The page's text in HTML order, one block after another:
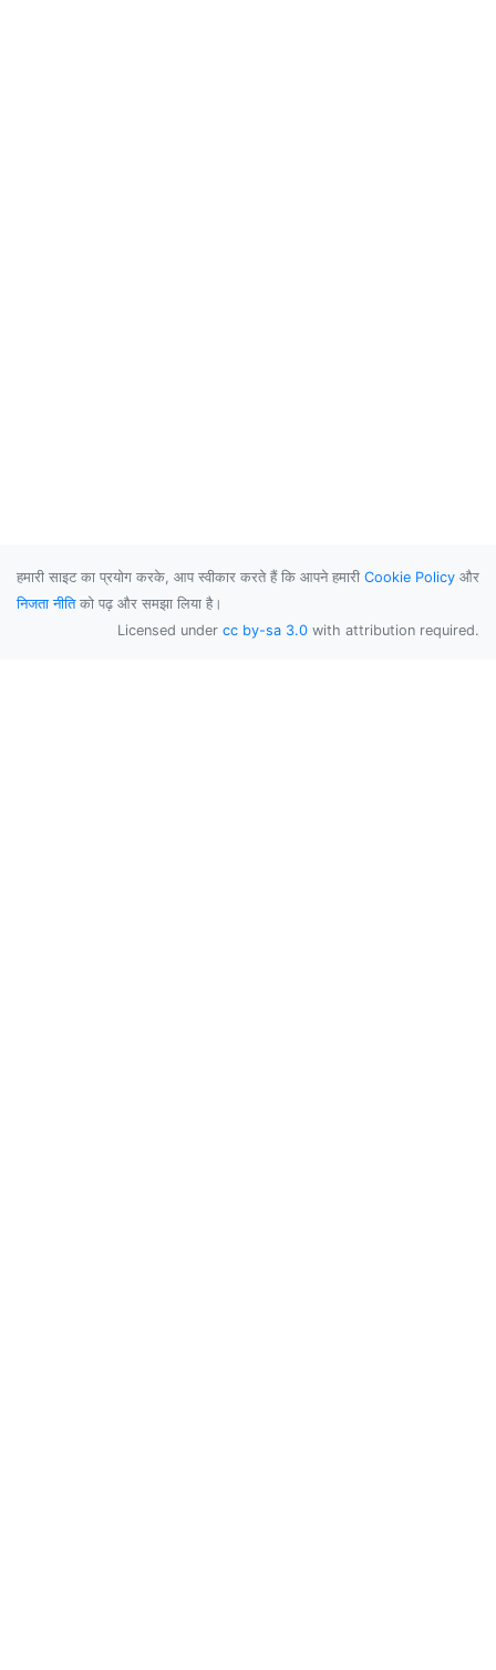
हमारी साइट का प्रयोग करके, आप स्वीकार करते हैं कि आपने हमारी Cookie Policy और
निजता नीतिको पढ़ और समझा लिया है।
Licensed under cc by-sa 3.0 with attribution required.